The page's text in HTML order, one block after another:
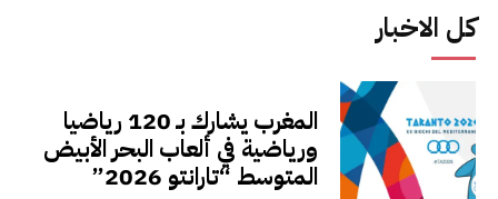
كل الاخبار
المغرب يشارك بـ 120 رياضيا
ورياضية في ألعاب البحر الأبيض
المتوسط “تارانتو 2026”